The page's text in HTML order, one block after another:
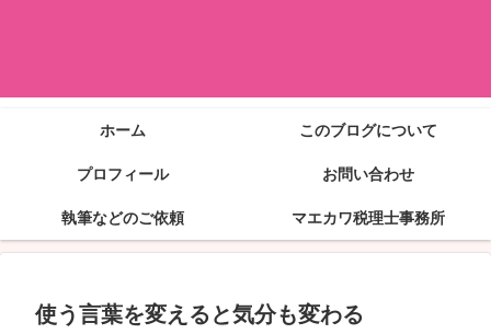
ホーム このブログについて
プロフィール お問い合わせ
執筆などのご依頼 マエカワ税理士事務所
使う言葉を変えると気分も変わる